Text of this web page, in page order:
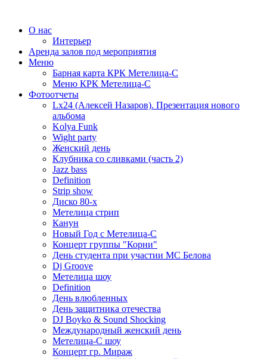
О нас
Интерьер
Аренда залов под мероприятия
Меню
Барная карта КРК Метелица-С
Меню КРК Метелица-С
Фотоотчеты
Lx24 (Алексей Назаров). Презентация нового
альбома
Kolya Funk
Wight party
Женский день
Клубника со сливками (часть 2)
Jazz bass
Definition
Strip show
Диско 80-х
Метелица стрип
Канун
Новый Год с Метелица-С
Концерт группы "Корни"
День студента при участии МС Белова
Dj Groove
Метелица шоу
Definition
День влюбленных
День защитника отечества
DJ Boyko & Sound Shocking
Международный женский день
Метелица-С шоу
Концерт гр. Мираж